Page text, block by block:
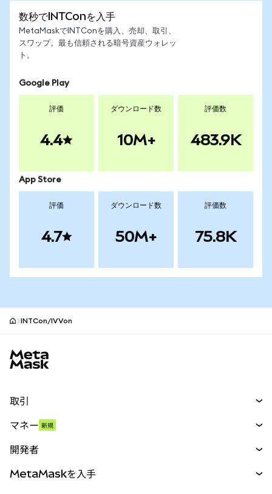
数秒でINTConを入手
MetaMaskでINTConを購入、売却、取引、
スワップ。最も信頼される暗号資産ウォレッ
ト。
Google Play
評価
4.4
ダウンロード数
10M+
評価数
483.9K
App Store
評価
4.7
ダウンロード数
50M+
評価数
75.8K
INTCon/IVVon
取引
パーペチュアル
RWA
マネー 新規
開発者
MetaMaskを入手